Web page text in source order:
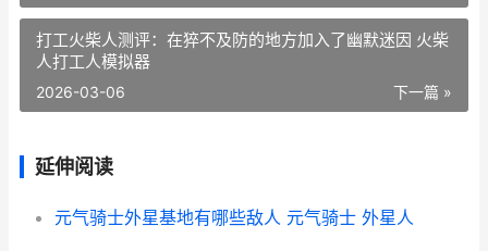
打工火柴人测评：在猝不及防的地方加入了幽默迷因 火柴
人打工人模拟器
下一篇 »
2026-03-06
延伸阅读
元气骑士外星基地有哪些敌人 元气骑士 外星人